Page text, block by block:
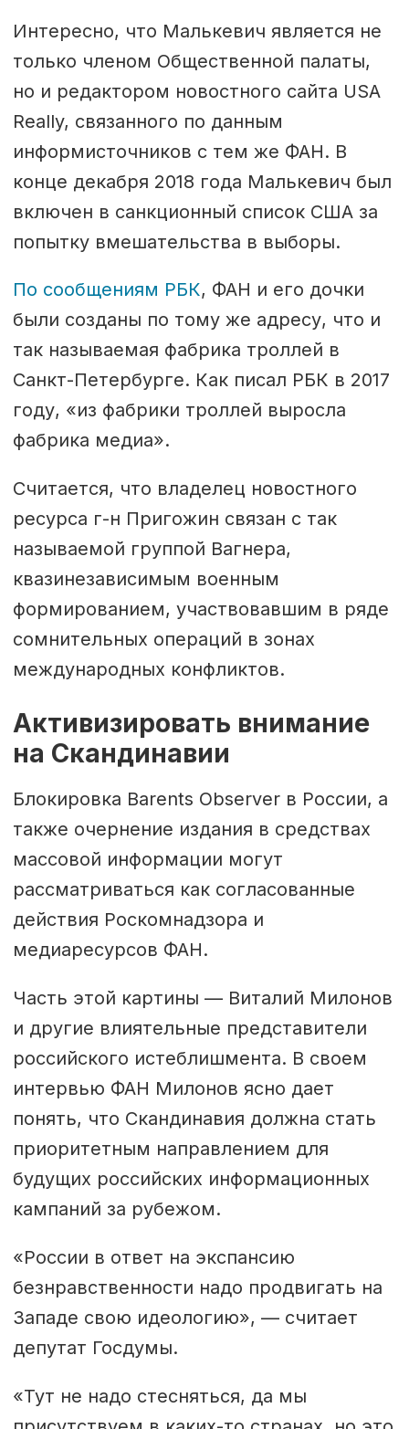
Интересно, что Малькевич является не
только членом Общественной палаты,
но и редактором новостного сайта USA
Really, связанного по данным
информисточников с тем же ФАН. В
конце декабря 2018 года Малькевич был
включен в санкционный список США за
попытку вмешательства в выборы.
По сообщениям РБК, ФАН и его дочки
были созданы по тому же адресу, что и
так называемая фабрика троллей в
Санкт-Петербурге. Как писал РБК в 2017
году, «из фабрики троллей выросла
фабрика медиа».
Считается, что владелец новостного
ресурса г-н Пригожин связан с так
называемой группой Вагнера,
квазинезависимым военным
формированием, участвовавшим в ряде
сомнительных операций в зонах
международных конфликтов.
Активизировать внимание
на Скандинавии
Блокировка Barents Observer в России, а
также очернение издания в средствах
массовой информации могут
рассматриваться как согласованные
действия Роскомнадзора и
медиаресурсов ФАН.
Часть этой картины — Виталий Милонов
и другие влиятельные представители
российского истеблишмента. В своем
интервью ФАН Милонов ясно дает
понять, что Скандинавия должна стать
приоритетным направлением для
будущих российских информационных
кампаний за рубежом.
«России в ответ на экспансию
безнравственности надо продвигать на
Западе свою идеологию», — считает
депутат Госдумы.
«Тут не надо стесняться, да мы